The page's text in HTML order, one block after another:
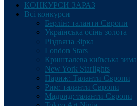
КОНКУРСИ ЗАРАЗ
Всі конкурси
Берлін: таланти Європи
Українська осінь золота
Різдвяна Зірка
London Stars
Кришталева київська зима
New York Starlights
Париж: Таланти Європи
Рим: таланти Європи
Мадрид: таланти Європи